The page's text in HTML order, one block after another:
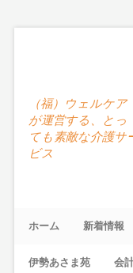
（福）ウェルケア
が運営する、とっ
ても素敵な介護サ
ビス
ホーム 新着情報
伊勢あさま苑 会